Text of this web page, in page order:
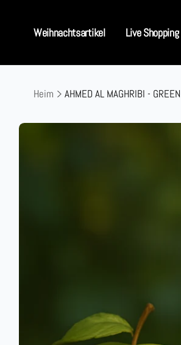
Weihnachtsartikel Live Shopping
Heim
AHMED AL MAGHRIBI -
Produktinformationen